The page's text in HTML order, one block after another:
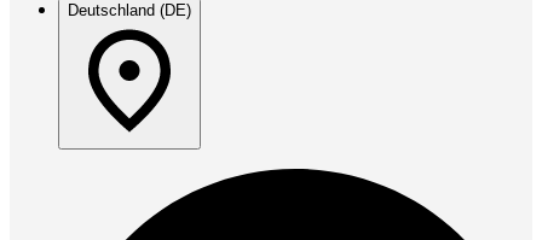
Deutschland (DE)